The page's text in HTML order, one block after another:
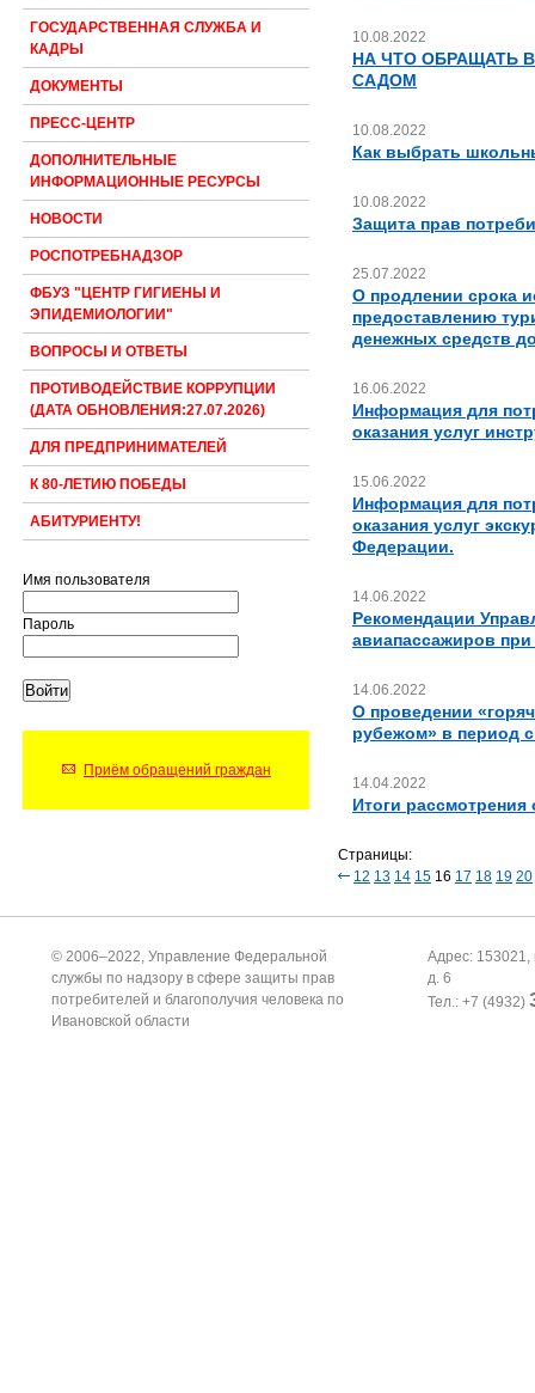
ГОСУДАРСТВЕННАЯ СЛУЖБА И
КАДРЫ
ДОКУМЕНТЫ
ПРЕСС-ЦЕНТР
ДОПОЛНИТЕЛЬНЫЕ
ИНФОРМАЦИОННЫЕ РЕСУРСЫ
НОВОСТИ
РОСПОТРЕБНАДЗОР
ФБУЗ "ЦЕНТР ГИГИЕНЫ И
ЭПИДЕМИОЛОГИИ"
ВОПРОСЫ И ОТВЕТЫ
ПРОТИВОДЕЙСТВИЕ КОРРУПЦИИ
(ДАТА ОБНОВЛЕНИЯ:27.07.2026)
ДЛЯ ПРЕДПРИНИМАТЕЛЕЙ
К 80-ЛЕТИЮ ПОБЕДЫ
АБИТУРИЕНТУ!
Имя пользователя
Пароль
Приём обращений граждан
10.08.2022
НА ЧТО ОБРАЩАТЬ
САДОМ
10.08.2022
Как выбрать
10.08.2022
Защита прав
25.07.2022
О продлении срока
предоставлению
денежных средств
16.06.2022
Информация для
оказания услуг
15.06.2022
Информация для
оказания услуг
Федерации.
14.06.2022
Рекомендации
авиапассажиров при
14.06.2022
О проведении
рубежом» в период с
14.04.2022
Итоги рассмотрения
Страницы:
12 13 14 15 16 17 18 19 20
© 2006–2022, Управление Федеральной
службы по надзору в сфере защиты прав
потребителей и благополучия человека по
Ивановской области
Адрес: 153021,
д. 6
Тел.: +7 (4932)